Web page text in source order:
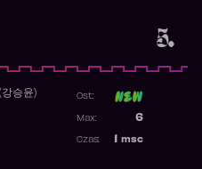
5.
승윤) Ost:
6
Max:
msc
Czas: